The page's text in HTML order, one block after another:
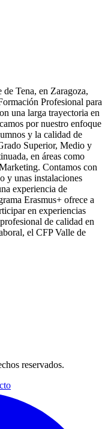
Tena, en Zaragoza,
Profesional para
una larga trayectoria en
por nuestro enfoque
y la calidad de
Superior, Medio y
en áreas como
Contamos con
y unas instalaciones
experiencia de
Erasmus+ ofrece a
en experiencias
de calidad en
el CFP Valle de
reservados.